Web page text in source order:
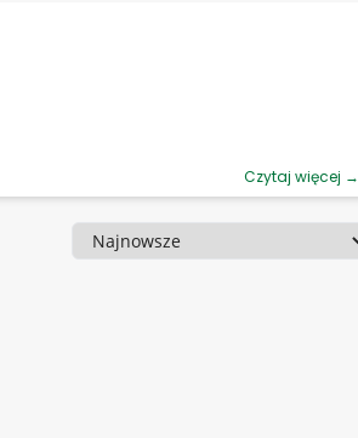
Czytaj więcej →
Sortowanie